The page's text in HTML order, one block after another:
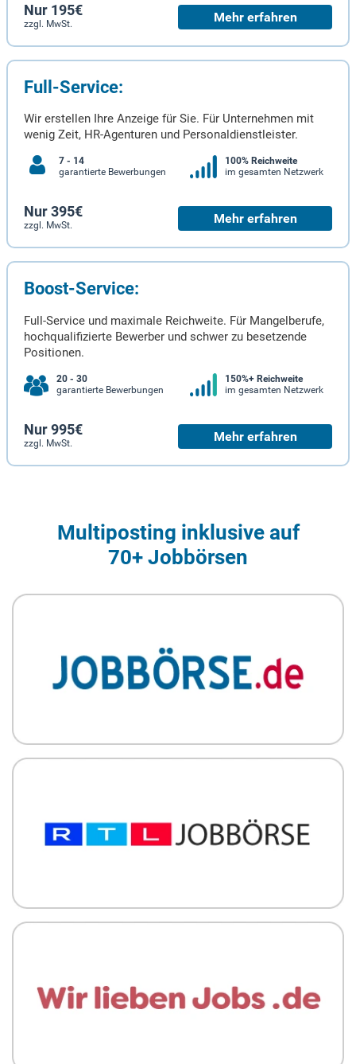
Nur 195€
zzgl. MwSt. Mehr erfahren
Full-Service:
Wir erstellen Ihre Anzeige für Sie. Für Unternehmen mit
wenig Zeit, HR-Agenturen und Personaldienstleister.
7 - 14
garantierte Bewerbungen
100% Reichweite
im gesamten Netzwerk
Nur 395€
zzgl. MwSt. Mehr erfahren
Boost-Service:
Full-Service und maximale Reichweite. Für Mangelberufe,
hochqualifizierte Bewerber und schwer zu besetzende
Positionen.
20 - 30
garantierte Bewerbungen
150%+ Reichweite
im gesamten Netzwerk
Nur 995€
zzgl. MwSt. Mehr erfahren
Multiposting inklusive auf
70+ Jobbörsen